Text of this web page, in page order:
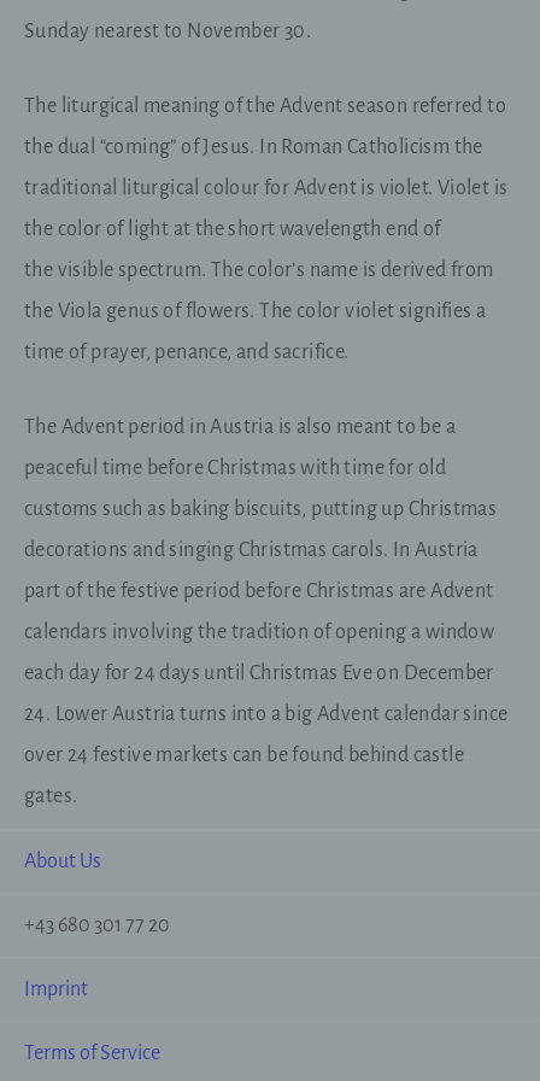
Sunday nearest to November 30.
The liturgical meaning of the Advent season referred to
the dual “coming” of Jesus. In Roman Catholicism the
traditional liturgical colour for Advent is violet. Violet is
the color of light at the short wavelength end of
the visible spectrum. The color’s name is derived from
the Viola genus of flowers. The color violet signifies a
time of prayer, penance, and sacrifice.
The Advent period in Austria is also meant to be a
peaceful time before Christmas with time for old
customs such as baking biscuits, putting up Christmas
decorations and singing Christmas carols. In Austria
part of the festive period before Christmas are Advent
calendars involving the tradition of opening a window
each day for 24 days until Christmas Eve on December
24. Lower Austria turns into a big Advent calendar since
over 24 festive markets can be found behind castle
gates.
About Us
+43 680 301 77 20
Imprint
Terms of Service
Eine Weitergabe dieser Daten an Dritte erfolgt
der Strafverfolgung dient.
Die Registrierung der betroffenen Person unter
freiwilliger Angabe personenbezogener Daten
dient dem für die Verarbeitung Verantwortlichen
dazu, der betroffenen Person Inhalte oder
Sache nur registrierten Benutzern angeboten
werden können. Registrierten Personen steht die
Möglichkeit frei, die bei der Registrierung
angegebenen personenbezogenen Daten
Verantwortlichen löschen zu lassen.
Der für die Verarbeitung Verantwortliche erteilt
jeder betroffenen Person jederzeit auf Anfrage
Daten über die betroffene Person gespeichert sind.
Ferner berichtigt oder löscht der für die
Verarbeitung Verantwortliche personenbezogene
Daten auf Wunsch oder Hinweis der betroffenen
Person, soweit dem keine gesetzlichen
Aufbewahrungspflichten entgegenstehen. Die
Verantwortlichen stehen der betroffenen Person in
diesem Zusammenhang als Ansprechpartner zur
Verfügung.
elektronische Kontaktaufnahme zu unserem
ebenfalls eine allgemeine Adresse der
per E-Mail oder über ein Kontaktformular den